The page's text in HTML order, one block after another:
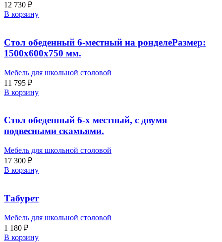
12 730 ₽
В корзину
Стол обеденный 6-местный на ронделеРазмер:
1500х600х750 мм.
Мебель для школьной столовой
11 795 ₽
В корзину
Стол обеденный 6-х местный, с двумя
подвесными скамьями.
Мебель для школьной столовой
17 300 ₽
В корзину
Табурет
Мебель для школьной столовой
1 180 ₽
В корзину